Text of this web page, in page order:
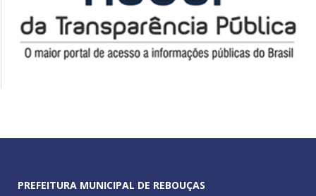
PREFEITURA MUNICIPAL DE REBOUÇAS